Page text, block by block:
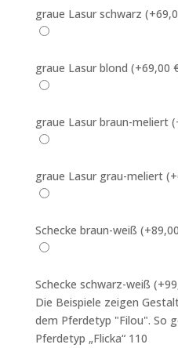
graue Lasur schwarz
graue Lasur blond (+69,00
graue Lasur braun-meliert
graue Lasur grau-meliert
Schecke braun-weiß
Schecke schwarz-weiß
Die Beispiele zeigen
dem Pferdetyp "Filou". So
Pferdetyp „Flicka“ 110